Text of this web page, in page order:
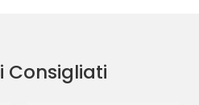
Consigliati